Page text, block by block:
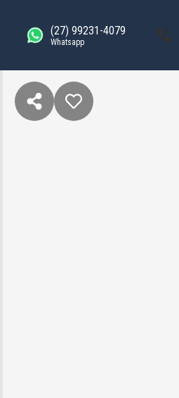
(27) 99231-4079
Whatsapp